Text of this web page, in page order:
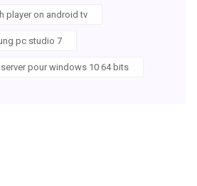
player on android tv
pc studio 7
pour windows 10 64 bits